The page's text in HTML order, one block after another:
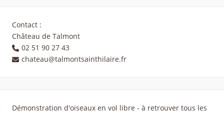
Contact :
Château de Talmont
02 51 90 27 43
chateau@talmontsainthilaire.fr
Démonstration d'oiseaux en vol libre - à retrouver tous les